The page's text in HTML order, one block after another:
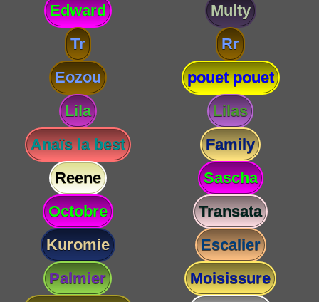
Edward
Multy
Tr
Rr
Eozou
pouet pouet
Lila
Lilas
Anaïs la best
Family
Reene
Sascha
Octobre
Transata
Kuromie
Escalier
Palmier
Moisissure